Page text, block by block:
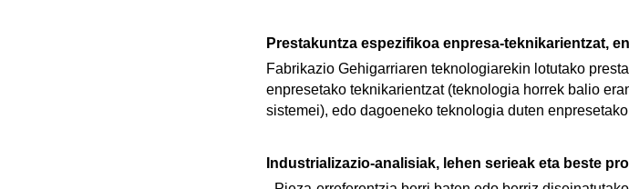
Prestakuntza espezifikoa enpresa-teknikarientzat,
Fabrikazio Gehigarriaren teknologiarekin lotutako
enpresetako teknikarientzat (teknologia horrek balio
sistemei), edo dagoeneko teknologia duten
Industrializazio-analisiak, lehen serieak eta beste